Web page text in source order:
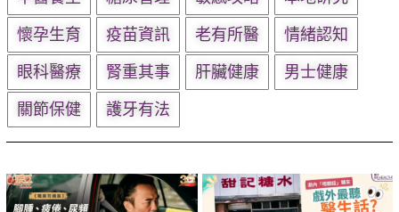
懷孕生育
疫苗資訊 老有所醫
情緒認知
眼科醫療
腎重其事 肝臟健康
男士健康
關節保健
護牙有法